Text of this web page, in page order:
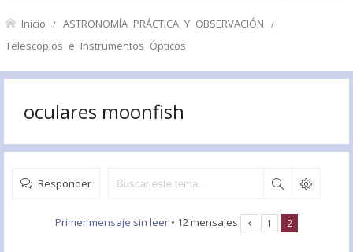
Inicio ASTRONOMÍA PRÁCTICA Y OBSERVACIÓN
Telescopios e Instrumentos Ópticos
oculares moonfish
Responder
Primer mensaje sin leer • 12 mensajes 1 2